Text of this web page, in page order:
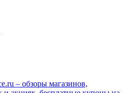
– обзоры магазинов,